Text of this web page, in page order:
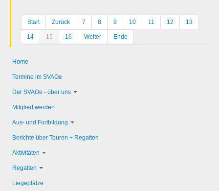
Start Zurück 7 8 9 10 11 12 13
14 15 16 Weiter Ende
Home
Termine im SVAOe
Der SVAOe - über uns
Mitglied werden
Aus- und Fortbildung
Berichte über Touren + Regatten
Aktivitäten
Regatten
Liegeplätze